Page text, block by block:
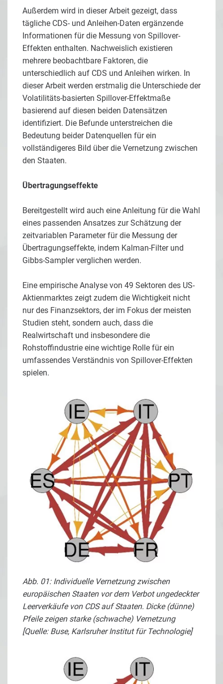
Außerdem wird in dieser Arbeit gezeigt, dass
tägliche CDS- und Anleihen-Daten ergänzende
Informationen für die Messung von Spillover-
Effekten enthalten. Nachweislich existieren
mehrere beobachtbare Faktoren, die
unterschiedlich auf CDS und Anleihen wirken. In
dieser Arbeit werden erstmalig die Unterschiede der
Volatilitäts-basierten Spillover-Effektmaße
basierend auf diesen beiden Datensätzen
identifiziert. Die Befunde unterstreichen die
Bedeutung beider Datenquellen für ein
vollständigeres Bild über die Vernetzung zwischen
den Staaten.
Übertragungseffekte
Bereitgestellt wird auch eine Anleitung für die Wahl
eines passenden Ansatzes zur Schätzung der
zeitvariablen Parameter für die Messung der
Übertragungseffekte, indem Kalman-Filter und
Gibbs-Sampler verglichen werden.
Eine empirische Analyse von 49 Sektoren des US-
Aktienmarktes zeigt zudem die Wichtigkeit nicht
nur des Finanzsektors, der im Fokus der meisten
Studien steht, sondern auch, dass die
Realwirtschaft und insbesondere die
Rohstoffindustrie eine wichtige Rolle für ein
umfassendes Verständnis von Spillover-Effekten
spielen.
Abb. 01: Individuelle Vernetzung zwischen
europäischen Staaten vor dem Verbot ungedeckter
Leerverkäufe von CDS auf Staaten. Dicke (dünne)
Pfeile zeigen starke (schwache) Vernetzung
[Quelle: Buse, Karlsruher Institut für Technologie]